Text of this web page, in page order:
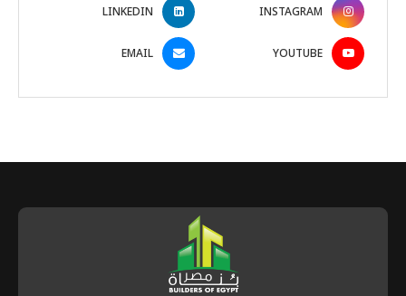
INSTAGRAM
LINKEDIN
YOUTUBE
EMAIL